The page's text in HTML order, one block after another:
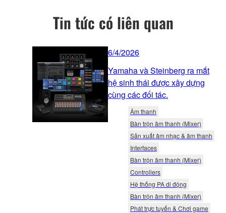
Tin tức có liên quan
6/4/2026
Yamaha và Steinberg ra mắt
hệ sinh thái được xây dựng
cùng các đối tác.
Âm thanh
Bàn trộn âm thanh (Mixer)
Sản xuất âm nhạc & âm thanh
Interfaces
Bàn trộn âm thanh (Mixer)
Controllers
Hệ thống PA di động
Bàn trộn âm thanh (Mixer)
Phát trực tuyến & Chơi game